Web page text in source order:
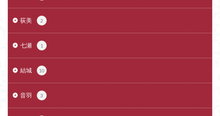
荻美 2
七瀬 1
結城 10
音羽 3